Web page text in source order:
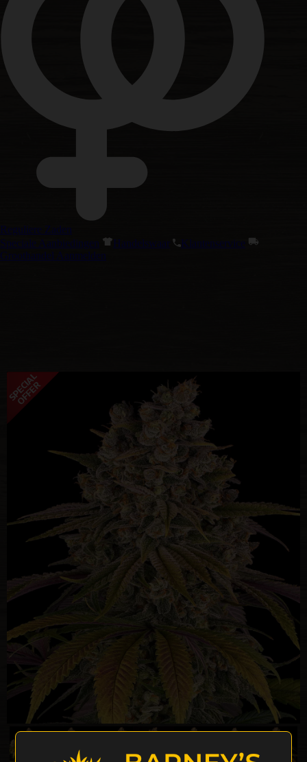
Reguliere Zaden
Speciale Aanbiedingen
Handelswaar
Klantenservice
Groothandel Aanmelden